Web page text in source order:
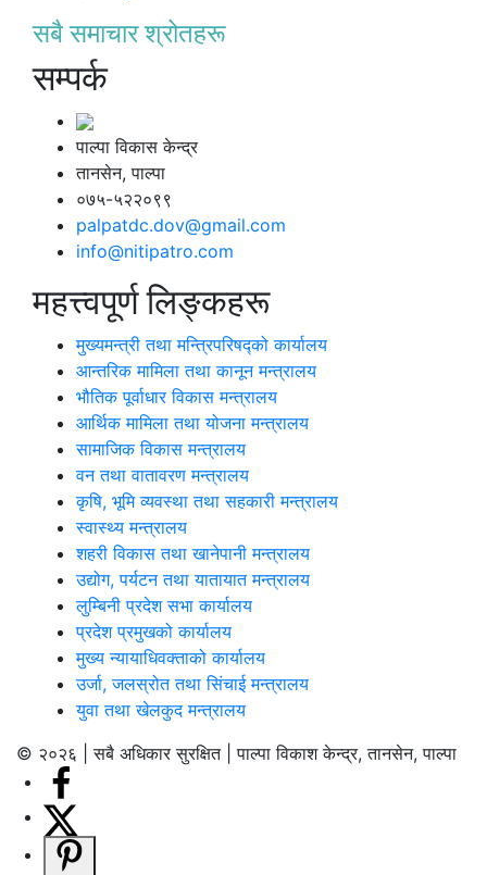
सबै समाचार श्रोतहरू
सम्पर्क
पाल्पा विकास केन्द्र
तानसेन, पाल्पा
०७५-५२२०९९
palpatdc.dov@gmail.com
info@nitipatro.com
महत्त्वपूर्ण लिङ्कहरू
मुख्यमन्त्री तथा मन्त्रिपरिषद्को कार्यालय
आन्तरिक मामिला तथा कानून मन्त्रालय
भौतिक पूर्वाधार विकास मन्त्रालय
आर्थिक मामिला तथा योजना मन्त्रालय
सामाजिक विकास मन्त्रालय
वन तथा वातावरण मन्त्रालय
कृषि, भूमि व्यवस्था तथा सहकारी मन्त्रालय
स्वास्थ्य मन्त्रालय
शहरी विकास तथा खानेपानी मन्त्रालय
उद्योग, पर्यटन तथा यातायात मन्त्रालय
लुम्बिनी प्रदेश सभा कार्यालय
प्रदेश प्रमुखको कार्यालय
मुख्य न्यायाधिवक्ताको कार्यालय
उर्जा, जलस्रोत तथा सिंचाई मन्त्रालय
युवा तथा खेलकुद मन्त्रालय
© २०२६ | सबै अधिकार सुरक्षित | पाल्पा विकाश केन्द्र, तानसेन, पाल्पा